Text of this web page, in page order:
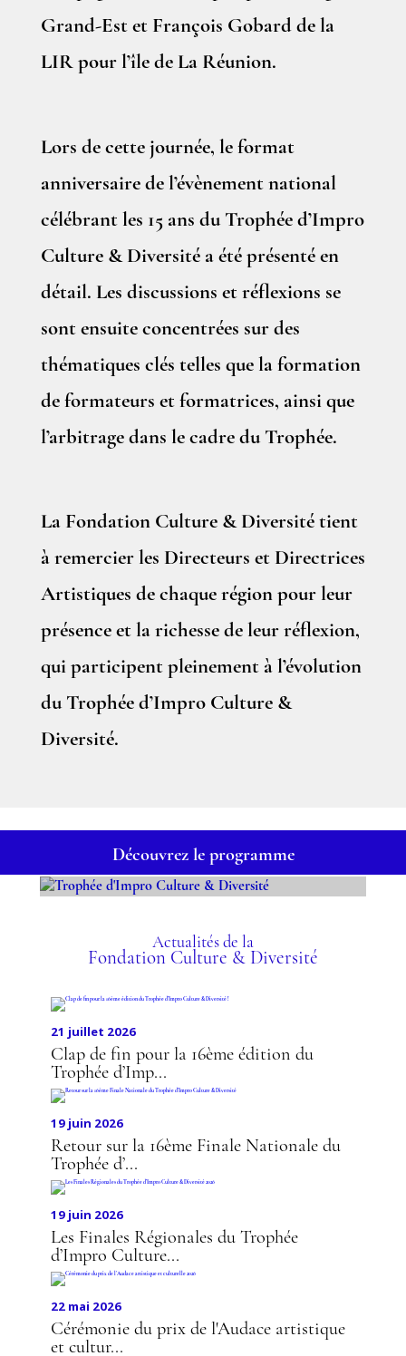
Grand-Est et François Gobard de la
LIR pour l’île de La Réunion.
Lors de cette journée, le format
anniversaire de l’évènement national
célébrant les 15 ans du Trophée d’Impro
Culture & Diversité a été présenté en
détail. Les discussions et réflexions se
sont ensuite concentrées sur des
thématiques clés telles que la formation
de formateurs et formatrices, ainsi que
l’arbitrage dans le cadre du Trophée.
La Fondation Culture & Diversité tient
à remercier les Directeurs et Directrices
Artistiques de chaque région pour leur
présence et la richesse de leur réflexion,
qui participent pleinement à l’évolution
du Trophée d’Impro Culture &
Diversité.
Découvrez le programme
TROPHÉE D'IMPRO
CULTURE & DIVERSITÉ
Actualités de la
Fondation Culture & Diversité
21 juillet 2026
Clap de fin pour la 16ème édition du
Trophée d’Imp...
19 juin 2026
Retour sur la 16ème Finale Nationale du
Trophée d’...
19 juin 2026
Les Finales Régionales du Trophée
d’Impro Culture...
22 mai 2026
Cérémonie du prix de l'Audace artistique
et cultur...